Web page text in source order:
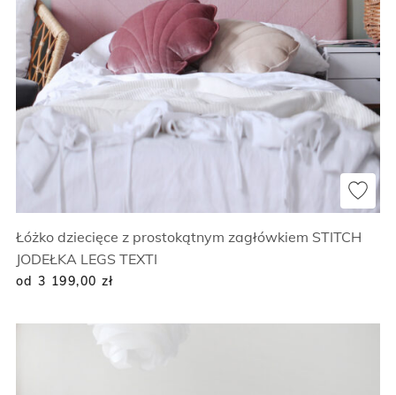
Łóżko dziecięce z prostokątnym zagłówkiem STITCH
JODEŁKA LEGS TEXTI
od 3 199,00 zł